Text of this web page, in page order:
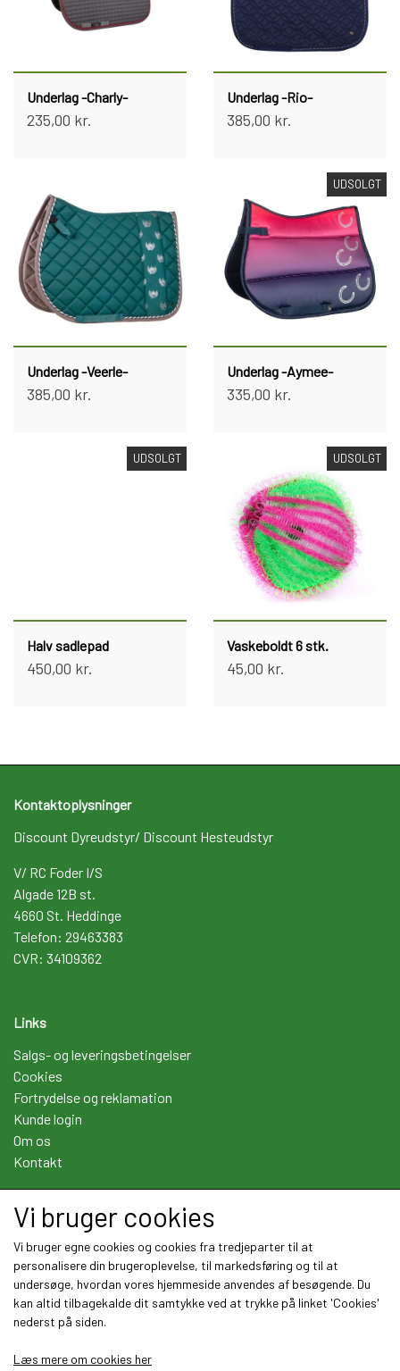
Underlag -Charly-
235,00 kr.
Underlag -Rio-
385,00 kr.
Underlag -Veerle-
385,00 kr.
UDSOLGT
Underlag -Aymee-
335,00 kr.
UDSOLGT
Halv sadlepad
450,00 kr.
UDSOLGT
Vaskeboldt 6 stk.
45,00 kr.
Kontaktoplysninger
Discount Dyreudstyr/ Discount Hesteudstyr
V/ RC Foder I/S
Algade 12B st.
4660 St. Heddinge
Telefon: 29463383
CVR: 34109362
Links
Salgs- og leveringsbetingelser
Cookies
Fortrydelse og reklamation
Kunde login
Om os
Kontakt
Sociale medier
Vi bruger cookies
Vi bruger egne cookies og cookies fra tredjeparter til at
personalisere din brugeroplevelse, til markedsføring og til at
undersøge, hvordan vores hjemmeside anvendes af besøgende. Du
kan altid tilbagekalde dit samtykke ved at trykke på linket 'Cookies'
nederst på siden.
Læs mere om cookies her